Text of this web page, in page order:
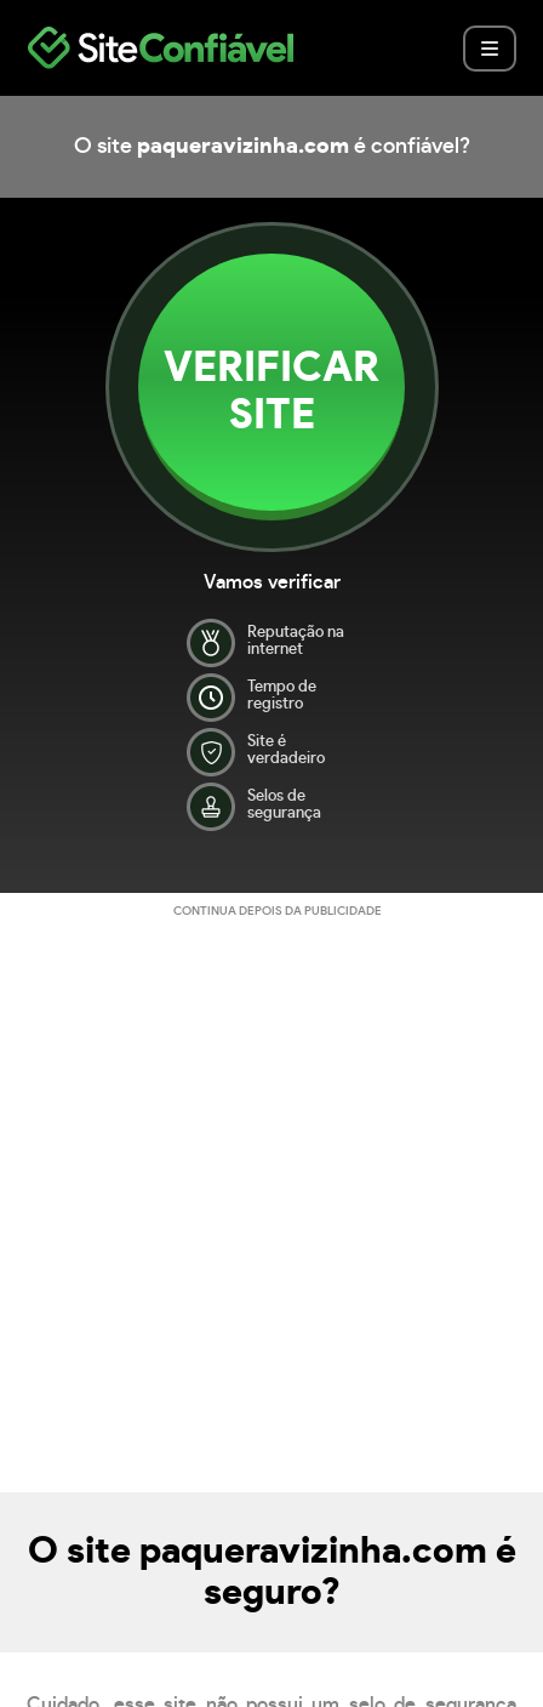
O site paqueravizinha.com é confiável?
VERIFICAR
SITE
Vamos verificar
Reputação na
internet
Tempo de
registro
Site é
verdadeiro
Selos de
segurança
CONTINUA DEPOIS DA PUBLICIDADE
O site paqueravizinha.com é
seguro?